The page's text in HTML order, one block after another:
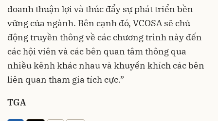
doanh thuận lợi và thúc đẩy sự phát triển bền
vững của ngành. Bên cạnh đó, VCOSA sẽ chủ
động truyền thông về các chương trình này đến
các hội viên và các bên quan tâm thông qua
nhiều kênh khác nhau và khuyến khích các bên
liên quan tham gia tích cực.”
TGA